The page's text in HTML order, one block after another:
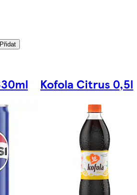
Přidat
Kofola Citrus 0,5l